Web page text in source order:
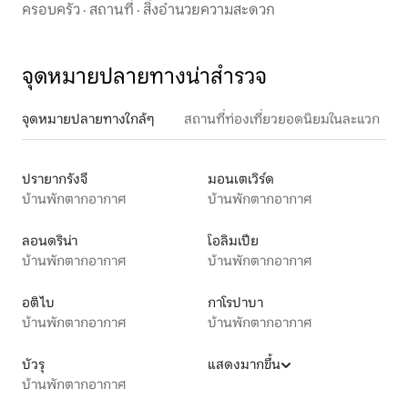
ชายหาด 700 ม.
ครอบครัว · สถานที่ · สิ่งอำนวยความสะดวก
จุดหมายปลายทางน่าสำรวจ
จุดหมายปลายทางใกล้ๆ สถานที่ท่องเที่ยวยอดนิยมในละแวก
ปรายากรังจี
บ้านพักตากอากาศ
มอนเตเวิร์ด
บ้านพักตากอากาศ
ลอนดริน่า
บ้านพักตากอากาศ
โอลิมเปีย
บ้านพักตากอากาศ
อติไบ
บ้านพักตากอากาศ
กาโรปาบา
บ้านพักตากอากาศ
บัวรุ
บ้านพักตากอากาศ
แสดงมากขึ้น